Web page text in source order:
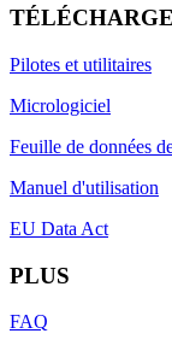
Pilotes et utilitaires
Micrologiciel
Feuille de données
Manuel d'utilisation
EU Data Act
PLUS
FAQ